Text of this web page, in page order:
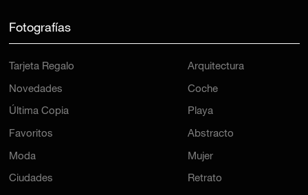
Fotografías
Tarjeta Regalo
Novedades
Última Copia
Favoritos
Moda
Ciudades
Arquitectura
Coche
Playa
Abstracto
Mujer
Retrato